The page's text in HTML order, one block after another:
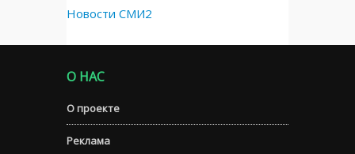
Новости СМИ2
О НАС
О проекте
Реклама